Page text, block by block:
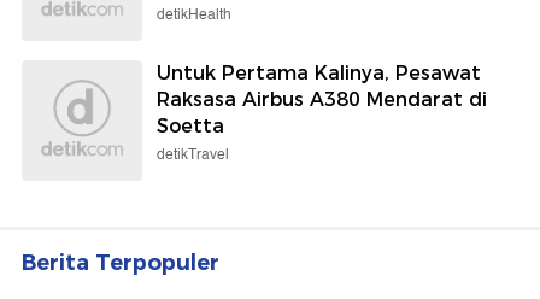
detikHealth
Untuk Pertama Kalinya, Pesawat
Raksasa Airbus A380 Mendarat di
Soetta
detikTravel
Berita Terpopuler